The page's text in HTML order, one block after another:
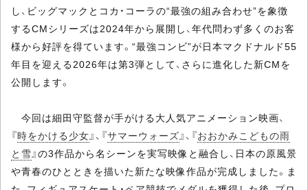
し、ビッグマックとコカ・コーラの“最強の組み合わせ”を象徴
するCMシリーズは2024年から展開し、年代問わず多くのお客
様から好評を得ています。“最強コンビ”が日本マクドナルド55
年目を迎える2026年は第3弾として、さらに進化した新CMを
公開します。
今回は細田守監督が手がける大人気アニメーション映画、
『時をかける少女』、『サマーウォーズ』、『おおかみこどもの雨
と雪』の3作品から名シーンを実写映像と融合し、日本の原風景
や青春のひとときを描いた新たな映像作品が完成しました。ま